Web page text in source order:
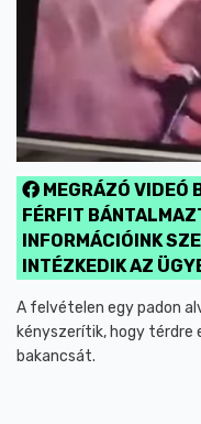
MEGRÁZÓ VIDEÓ
FÉRFIT
INFORMÁCIÓINK
INTÉZKEDIK AZ
A felvételen egy padon
kényszerítik, hogy térdre
bakancsát.